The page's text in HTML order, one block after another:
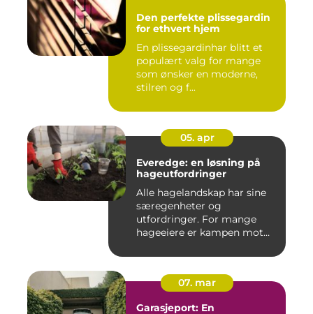
Den perfekte plissegardin
for ethvert hjem
En plissegardinhar blitt et
populært valg for mange
som ønsker en moderne,
stilren og f...
05. apr
Everedge: en løsning på
hageutfordringer
Alle hagelandskap har sine
særegenheter og
utfordringer. For mange
hageeiere er kampen mot
07. mar
Garasjeport: En